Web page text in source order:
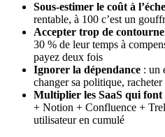
Sous-estimer le coût à
rentable, à 100 c’est un
Accepter trop de
30 % de leur temps à
payez deux fois
Ignorer la dépendance : un
changer sa politique,
Multiplier les SaaS qui font
+ Notion + Confluence +
utilisateur en cumulé